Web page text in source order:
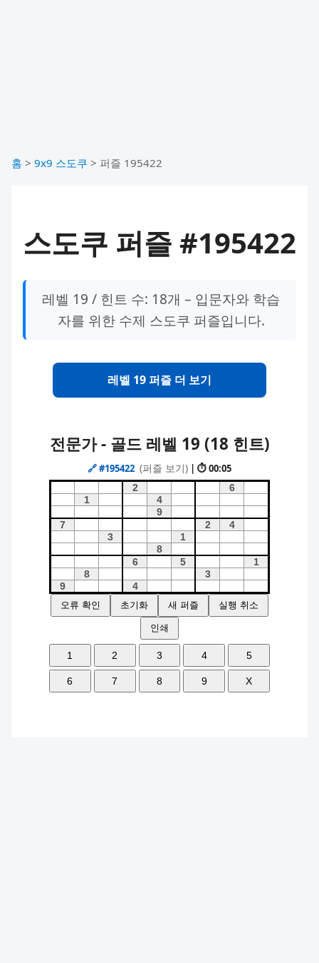
홈 > 9x9 스도쿠 > 퍼즐 195422
스도쿠 퍼즐 #195422
레벨 19 / 힌트 수: 18개 – 입문자와 학습
자를 위한 수제 스도쿠 퍼즐입니다.
레벨 19 퍼즐 더 보기
전문가 - 골드 레벨 19 (18 힌트)
🔗#195422 (퍼즐 보기) | ⏱ 00:05
오류 확인 초기화 새 퍼즐 실행 취소
인쇄
1 2 3 4 5
6 7 8 9 X